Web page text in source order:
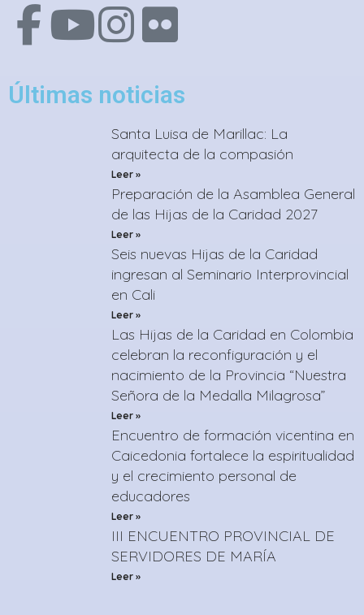
Últimas noticias
Santa Luisa de Marillac: La
arquitecta de la compasión
Leer »
Preparación de la Asamblea General
de las Hijas de la Caridad 2027
Leer »
Seis nuevas Hijas de la Caridad
ingresan al Seminario Interprovincial
en Cali
Leer »
Las Hijas de la Caridad en Colombia
celebran la reconfiguración y el
nacimiento de la Provincia “Nuestra
Señora de la Medalla Milagrosa”
Leer »
Encuentro de formación vicentina en
Caicedonia fortalece la espiritualidad
y el crecimiento personal de
educadores
Leer »
III ENCUENTRO PROVINCIAL DE
SERVIDORES DE MARÍA
Leer »